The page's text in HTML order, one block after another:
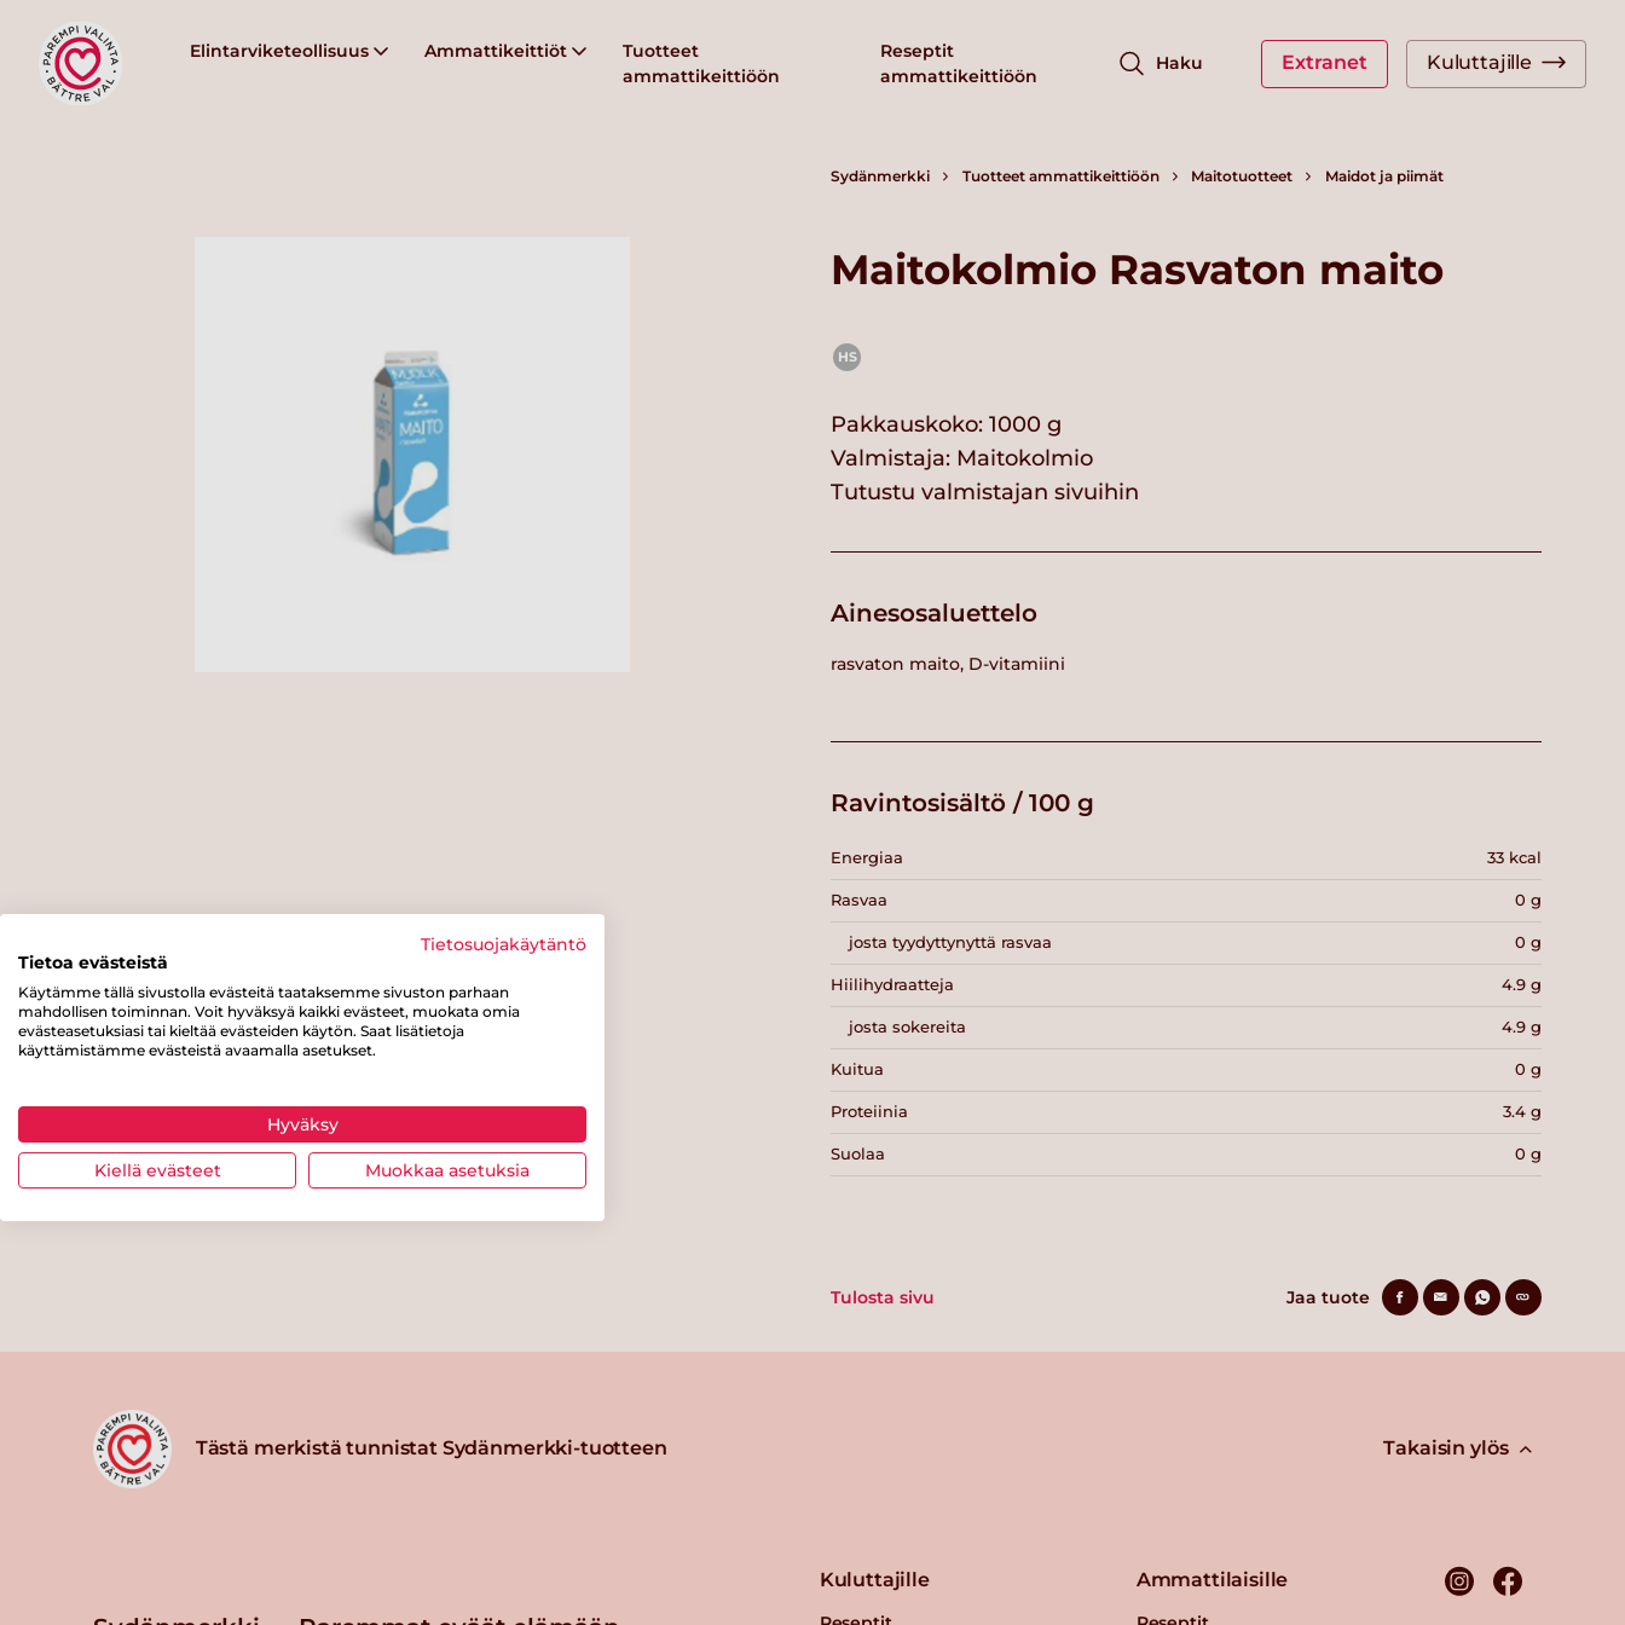
Elintarviketeollisuus Ammattikeittiöt
Tuotteet
ammattikeittiöön
Reseptit
ammattikeittiöön
Haku Extranet Kuluttajille
Sydänmerkki Tuotteet ammattikeittiöön Maitotuotteet Maidot ja piimät
Maitokolmio Rasvaton maito
HS
Pakkauskoko: 1000 g
Valmistaja: Maitokolmio
Tutustu valmistajan sivuihin
Ainesosaluettelo
rasvaton maito, D-vitamiini
Ravintosisältö / 100 g
Energiaa 33 kcal
Rasvaa 0 g
josta tyydyttynyttä rasvaa 0 g
Hiilihydraatteja 4.9 g
josta sokereita 4.9 g
Kuitua 0 g
Proteiinia 3.4 g
Suolaa 0 g
Tulosta sivu Jaa tuote
Tästä merkistä tunnistat Sydänmerkki-tuotteen Takaisin ylös
Kuluttajille Ammattilaisille
Tietosuojakäytäntö
Tietoa evästeistä
Käytämme tällä sivustolla evästeitä taataksemme sivuston parhaan
mahdollisen toiminnan. Voit hyväksyä kaikki evästeet, muokata omia
evästeasetuksiasi tai kieltää evästeiden käytön. Saat lisätietoja
käyttämistämme evästeistä avaamalla asetukset.
Hyväksy
Kiellä evästeet Muokkaa asetuksia